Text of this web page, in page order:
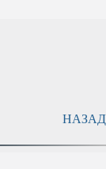
НАЗАД